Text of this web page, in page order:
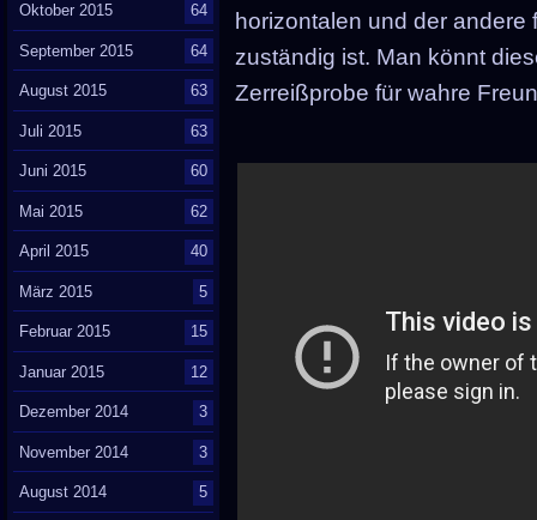
horizontalen und der
zuständig ist. Man könnt
Zerreißprobe für wahre
Oktober 2015 64
September 2015 64
August 2015 63
Juli 2015 63
Juni 2015 60
Mai 2015 62
April 2015 40
März 2015 5
Februar 2015 15
Januar 2015 12
Dezember 2014 3
November 2014 3
August 2014 5